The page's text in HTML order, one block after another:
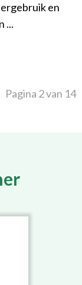
en
...
Pagina 2 van 14